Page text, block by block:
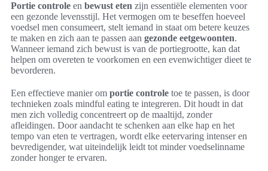
Portie controle en bewust eten zijn essentiële elementen voor
een gezonde levensstijl. Het vermogen om te beseffen hoeveel
voedsel men consumeert, stelt iemand in staat om betere keuzes
te maken en zich aan te passen aan gezonde eetgewoonten.
Wanneer iemand zich bewust is van de portiegrootte, kan dat
helpen om overeten te voorkomen en een evenwichtiger dieet te
bevorderen.
Een effectieve manier om portie controle toe te passen, is door
technieken zoals mindful eating te integreren. Dit houdt in dat
men zich volledig concentreert op de maaltijd, zonder
afleidingen. Door aandacht te schenken aan elke hap en het
tempo van eten te vertragen, wordt elke eetervaring intenser en
bevredigender, wat uiteindelijk leidt tot minder voedselinname
zonder honger te ervaren.